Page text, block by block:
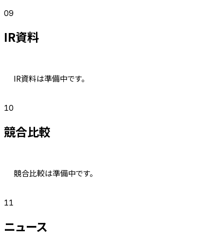
09
IR資料
IR資料は準備中です。
10
競合比較
競合比較は準備中です。
11
ニュース